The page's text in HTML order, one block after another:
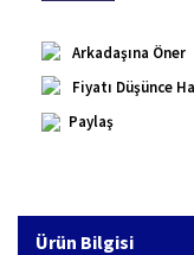
Arkadaşına Öner
Fiyatı Düşünce
Paylaş
Ürün Bilgisi